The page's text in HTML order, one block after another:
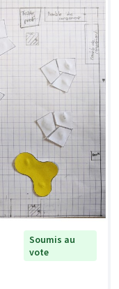
Soumis au
vote